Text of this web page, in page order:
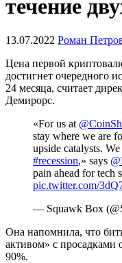
течение
13.07.2022 Роман
Цена первой
достигнет очередного
24 месяца, считает
Демирорс.
«For us at
stay where we are
upside catalysts.
#recession,» says
pain ahead for tech
pic.twitter.com/
— Squawk Box
Она напомнила, что
активом» с просадками
90%.